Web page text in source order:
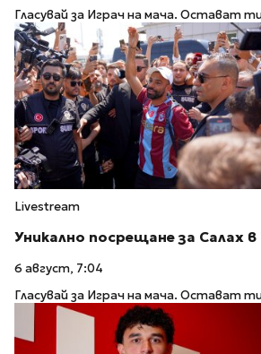
Гласувай за Играч на мача. Остават
Livestream
Уникално посрещане за Салах
6 август, 7:04
Гласувай за Играч на мача. Остават